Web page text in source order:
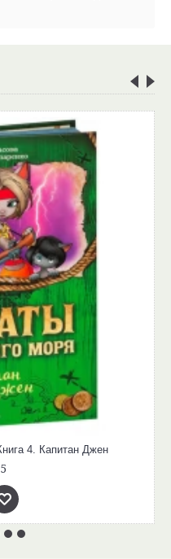
4. Капитан Джен